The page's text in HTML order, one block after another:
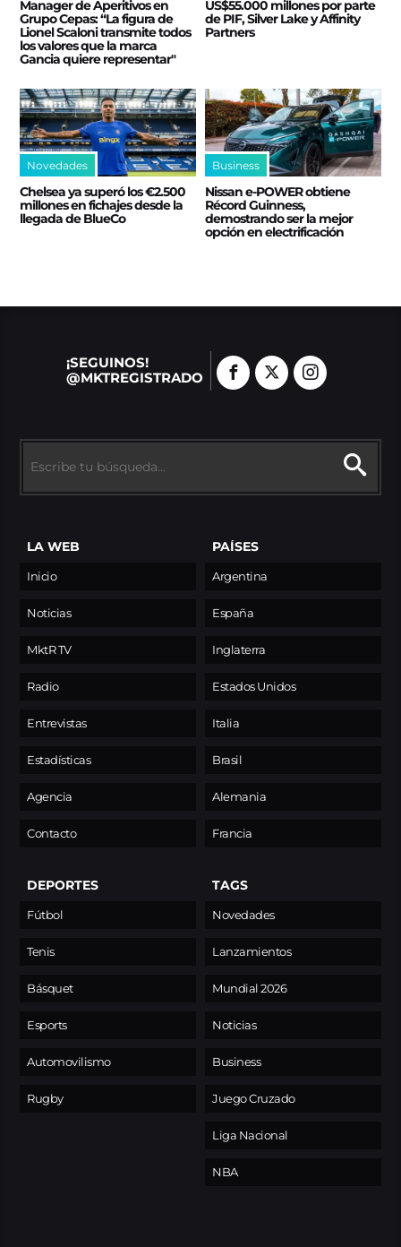
Manager de Aperitivos en
Grupo Cepas: “La figura de
Lionel Scaloni transmite todos
los valores que la marca
Gancia quiere representar"
US$55.000 millones por parte
de PIF, Silver Lake y Affinity
Partners
Novedades
Chelsea ya superó los €2.500
millones en fichajes desde la
llegada de BlueCo
Business
Nissan e‑POWER obtiene
Récord Guinness,
demostrando ser la mejor
opción en electrificación
¡SEGUINOS!
@MKTREGISTRADO
LA WEB
Inicio
Noticias
MktR TV
Radio
Entrevistas
Estadísticas
Agencia
Contacto
PAÍSES
Argentina
España
Inglaterra
Estados Unidos
Italia
Brasil
Alemania
Francia
DEPORTES
Fútbol
Tenis
Básquet
Esports
Automovilismo
Rugby
TAGS
Novedades
Lanzamientos
Mundial 2026
Noticias
Business
Juego Cruzado
Liga Nacional
NBA